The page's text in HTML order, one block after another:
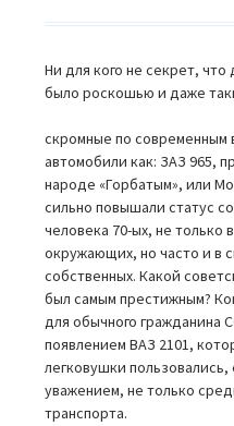
Ни для кого не секрет,
было роскошью и даже
скромные по современным
автомобили как: ЗАЗ 965,
народе «Горбатым», или
сильно повышали статус
человека 70-ых, не только в
окружающих, но часто и в
собственных. Какой
был самым престижным?
для обычного
появлением ВАЗ 2101,
легковушки
уважением, не только
транспорта.